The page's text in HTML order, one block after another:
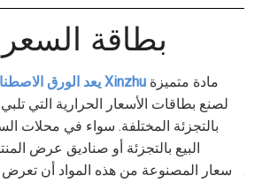
بطاقة السعر
يعد الورق الاصطناعي عالي الجودة من Xinzhu مادة متميزة
لصنع بطاقات الأسعار الحرارية التي تلبي
بالتجزئة المختلفة. سواء في محلات
البيع بالتجزئة أو صناديق عرض
الأسعار المصنوعة من هذه المواد أن